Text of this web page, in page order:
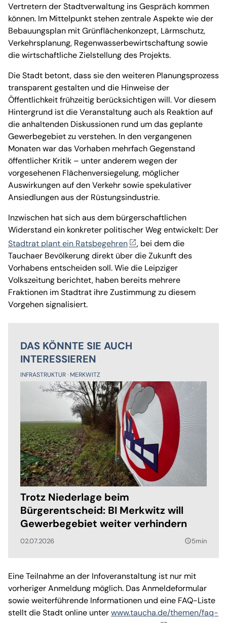
Vertretern der Stadtverwaltung ins Gespräch kommen
können. Im Mittelpunkt stehen zentrale Aspekte wie der
Bebauungsplan mit Grünflächenkonzept, Lärmschutz,
Verkehrsplanung, Regenwasserbewirtschaftung sowie
die wirtschaftliche Zielstellung des Projekts.
Die Stadt betont, dass sie den weiteren Planungsprozess
transparent gestalten und die Hinweise der
Öffentlichkeit frühzeitig berücksichtigen will. Vor diesem
Hintergrund ist die Veranstaltung auch als Reaktion auf
die anhaltenden Diskussionen rund um das geplante
Gewerbegebiet zu verstehen. In den vergangenen
Monaten war das Vorhaben mehrfach Gegenstand
öffentlicher Kritik – unter anderem wegen der
vorgesehenen Flächenversiegelung, möglicher
Auswirkungen auf den Verkehr sowie spekulativer
Ansiedlungen aus der Rüstungsindustrie.
Inzwischen hat sich aus dem bürgerschaftlichen
Widerstand ein konkreter politischer Weg entwickelt: Der
Stadtrat plant ein Ratsbegehren
, bei dem die
Tauchaer Bevölkerung direkt über die Zukunft des
Vorhabens entscheiden soll. Wie die Leipziger
Volkszeitung berichtet, haben bereits mehrere
Fraktionen im Stadtrat ihre Zustimmung zu diesem
Vorgehen signalisiert.
DAS KÖNNTE SIE AUCH
INTERESSIEREN
INFRASTRUKTUR MERKWITZ
Trotz Niederlage beim
Bürgerentscheid: BI Merkwitz will
Gewerbegebiet weiter verhindern
02.07.2026 query_builder5min
Eine Teilnahme an der Infoveranstaltung ist nur mit
vorheriger Anmeldung möglich. Das Anmeldeformular
sowie weiterführende Informationen und eine FAQ-Liste
stellt die Stadt online unterwww.taucha.de/themen/faq-